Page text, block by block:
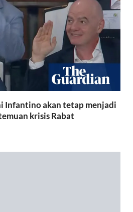
Infantino akan tetap menjadi
krisis Rabat